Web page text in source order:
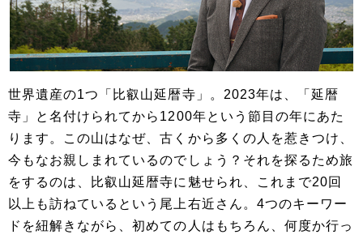
世界遺産の1つ「比叡山延暦寺」。2023年は、「延暦
寺」と名付けられてから1200年という節目の年にあた
ります。この山はなぜ、古くから多くの人を惹きつけ、
今もなお親しまれているのでしょう？それを探るため旅
をするのは、比叡山延暦寺に魅せられ、これまで20回
以上も訪ねているという尾上右近さん。4つのキーワー
ドを紐解きながら、初めての人はもちろん、何度か行っ